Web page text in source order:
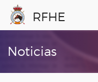
RFHE
Noticias